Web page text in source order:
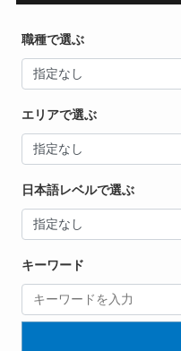
職種で選ぶ
エリアで選ぶ
日本語レベルで選ぶ
キーワード